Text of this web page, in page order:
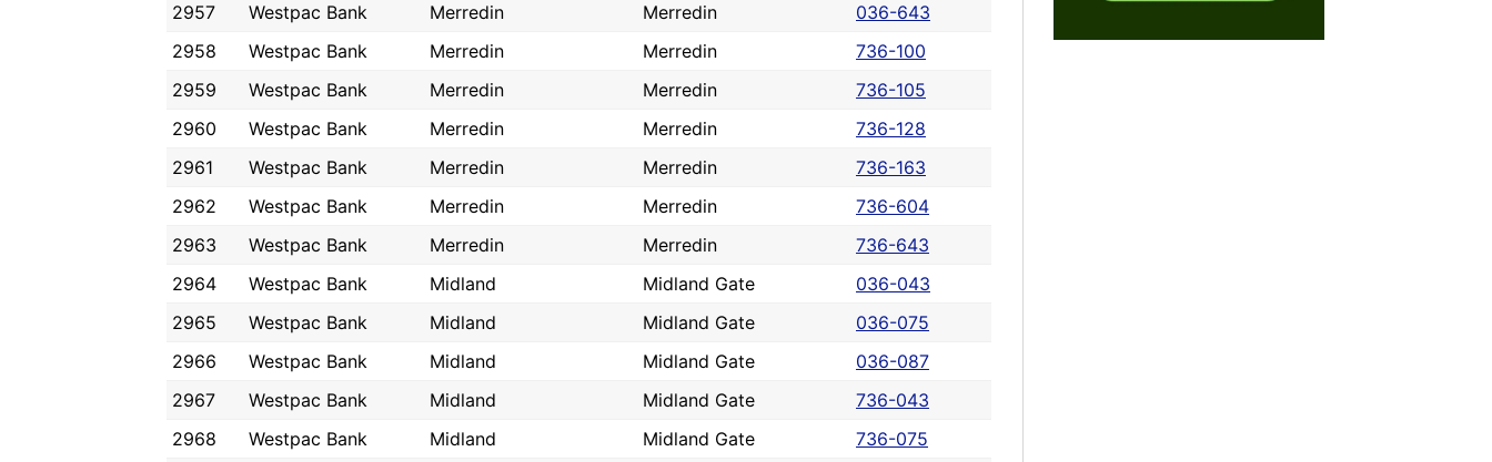
2957
Westpac Bank Merredin Merredin
036-643
2958
Westpac Bank Merredin Merredin
736-100
2959
Westpac Bank Merredin Merredin
736-105
2960
Westpac Bank Merredin Merredin
736-128
2961
Westpac Bank Merredin Merredin
736-163
2962
Westpac Bank Merredin Merredin
736-604
2963
Westpac Bank Merredin Merredin
736-643
2964
Westpac Bank Midland Midland Gate
036-043
2965
Westpac Bank Midland Midland Gate
036-075
2966
Westpac Bank Midland Midland Gate
036-087
2967
Westpac Bank Midland Midland Gate
736-043
2968
Westpac Bank Midland Midland Gate
736-075